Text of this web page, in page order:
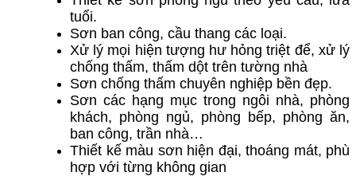
tuổi.
Sơn ban công, cầu thang các loại.
Xử lý mọi hiện tượng hư hỏng triệt để, xử lý
chống thấm, thấm dột trên tường nhà
Sơn chống thấm chuyên nghiệp bền đẹp.
Sơn các hạng mục trong ngôi nhà, phòng
khách, phòng ngủ, phòng bếp, phòng ăn,
ban công, trần nhà…
Thiết kế màu sơn hiện đại, thoáng mát, phù
hợp với từng không gian